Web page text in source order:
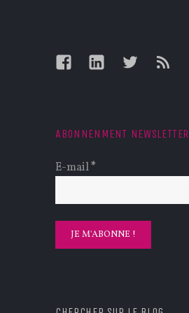
FacebookLinkedInTwitterFeed
ABONNENMENT NEWSLETTER
E-mail*